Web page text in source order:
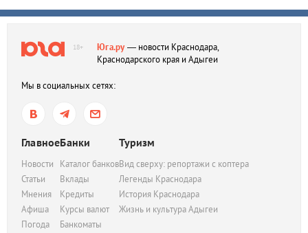
18+ Юга.ру— новости Краснодара,
Краснодарского края и Адыгеи
Мы в социальных сетях:
Главное
Новости
Статьи
Мнения
Афиша
Погода
Банки
Каталог банков
Вклады
Кредиты
Курсы валют
Банкоматы
Туризм
Вид сверху: репортажи с коптера
Легенды Краснодара
История Краснодара
Жизнь и культура Адыгеи